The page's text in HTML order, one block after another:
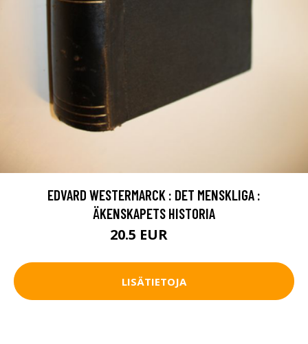
EDVARD WESTERMARCK : DET MENSKLIGA :
ÄKENSKAPETS HISTORIA
20.5 EUR
LISÄTIETOJA